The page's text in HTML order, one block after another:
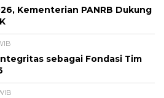
Kementerian PANRB Dukung
sebagai Fondasi Tim